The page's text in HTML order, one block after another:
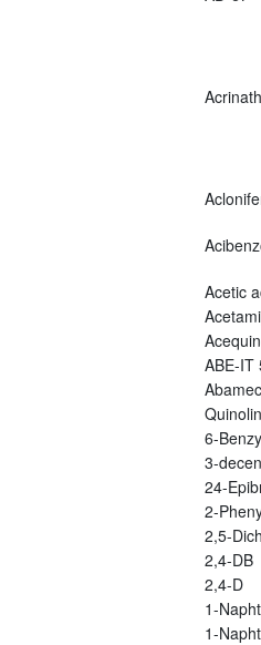
Acetic
ABE-IT
6-
3-
24-
2-
2,5-
2,4-DB
2,4-D
1-
1-